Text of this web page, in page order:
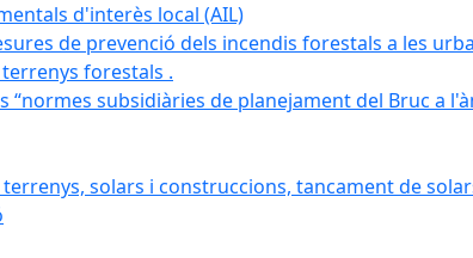
d'interès local (AIL)
de prevenció dels incendis forestals a les
forestals .
subsidiàries de planejament del Bruc a
solars i construccions, tancament de